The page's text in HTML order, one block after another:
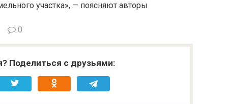
участка», — поясняют авторы
0
Поделиться с друзьями: